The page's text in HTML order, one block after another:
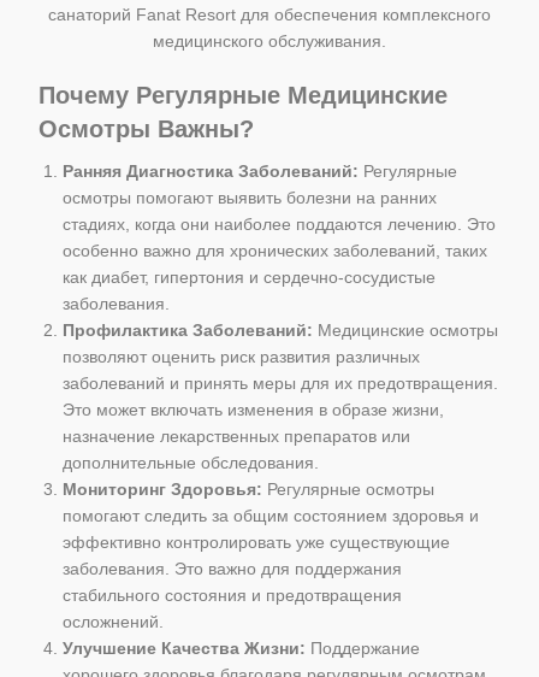
санаторий Fanat Resort для обеспечения комплексного
медицинского обслуживания.
Почему Регулярные Медицинские
Осмотры Важны?
Ранняя Диагностика Заболеваний: Регулярные
осмотры помогают выявить болезни на ранних
стадиях, когда они наиболее поддаются лечению. Это
особенно важно для хронических заболеваний, таких
как диабет, гипертония и сердечно-сосудистые
заболевания.
Профилактика Заболеваний: Медицинские осмотры
позволяют оценить риск развития различных
заболеваний и принять меры для их предотвращения.
Это может включать изменения в образе жизни,
назначение лекарственных препаратов или
дополнительные обследования.
Мониторинг Здоровья: Регулярные осмотры
помогают следить за общим состоянием здоровья и
эффективно контролировать уже существующие
заболевания. Это важно для поддержания
стабильного состояния и предотвращения
осложнений.
Улучшение Качества Жизни: Поддержание